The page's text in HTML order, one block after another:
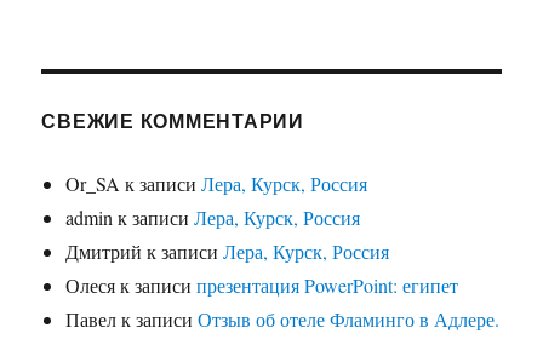
СВЕЖИЕ КОММЕНТАРИИ
Or_SA к записиЛера, Курск, Россия
admin к записиЛера, Курск, Россия
Дмитрий к записиЛера, Курск, Россия
Олесяк записипрезентация PowerPoint: египет
Павелк записиОтзыв об отеле Фламинго в Адлере.